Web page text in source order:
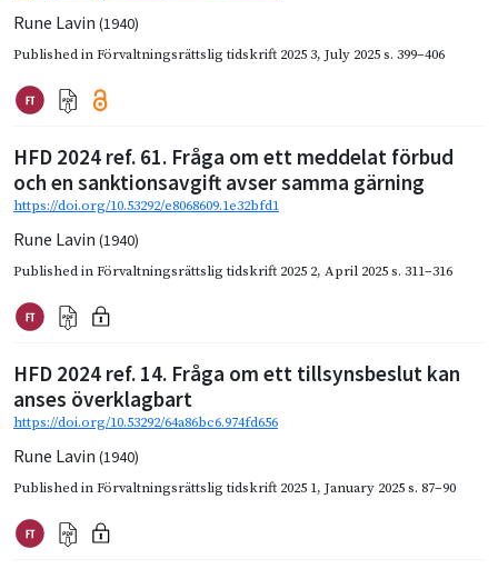
Rune Lavin (1940)
Published inFörvaltningsrättslig tidskrift 2025 3, July 2025s. 399–406
HFD 2024 ref. 61. Fråga om ett meddelat förbud
och en sanktionsavgift avser samma gärning
https://doi.org/10.53292/e8068609.1e32bfd1
Rune Lavin (1940)
Published inFörvaltningsrättslig tidskrift 2025 2, April 2025s. 311–316
HFD 2024 ref. 14. Fråga om ett tillsynsbeslut kan
anses överklagbart
https://doi.org/10.53292/64a86bc6.974fd656
Rune Lavin (1940)
Published inFörvaltningsrättslig tidskrift 2025 1, January 2025s. 87–90